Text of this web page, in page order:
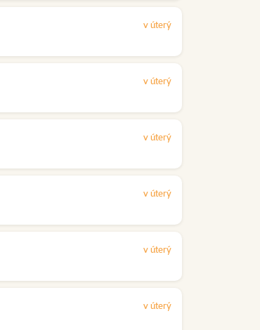
v úterý
v úterý
v úterý
v úterý
v úterý
v úterý